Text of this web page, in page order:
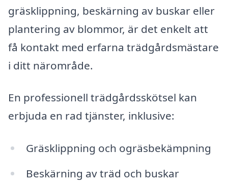
gräsklippning, beskärning av buskar eller
plantering av blommor, är det enkelt att
få kontakt med erfarna trädgårdsmästare
i ditt närområde.
En professionell trädgårdsskötsel kan
erbjuda en rad tjänster, inklusive:
Gräsklippning och ogräsbekämpning
Beskärning av träd och buskar